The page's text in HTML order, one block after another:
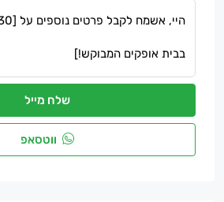
שלח מייל
ווטסאפ